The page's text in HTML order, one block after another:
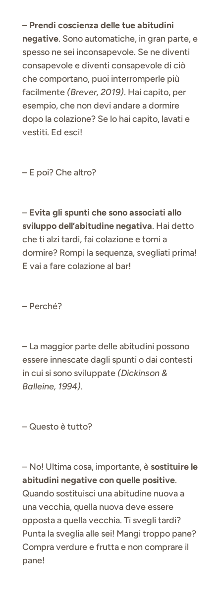
– Prendi coscienza delle tue abitudini
negative. Sono automatiche, in gran parte, e
spesso ne sei inconsapevole. Se ne diventi
consapevole e diventi consapevole di ciò
che comportano, puoi interromperle più
facilmente (Brever, 2019). Hai capito, per
esempio, che non devi andare a dormire
dopo la colazione? Se lo hai capito, lavati e
vestiti. Ed esci!
– E poi? Che altro?
– Evita gli spunti che sono associati allo
sviluppo dell’abitudine negativa. Hai detto
che ti alzi tardi, fai colazione e torni a
dormire? Rompi la sequenza, svegliati prima!
E vai a fare colazione al bar!
– Perché?
– La maggior parte delle abitudini possono
essere innescate dagli spunti o dai contesti
in cui si sono sviluppate (Dickinson &
Balleine, 1994).
– Questo è tutto?
– No! Ultima cosa, importante, èsostituire le
abitudini negative con quelle positive.
Quando sostituisci una abitudine nuova a
una vecchia, quella nuova deve essere
opposta a quella vecchia. Ti svegli tardi?
Punta la sveglia alle sei! Mangi troppo pane?
Compra verdure e frutta e non comprare il
pane!